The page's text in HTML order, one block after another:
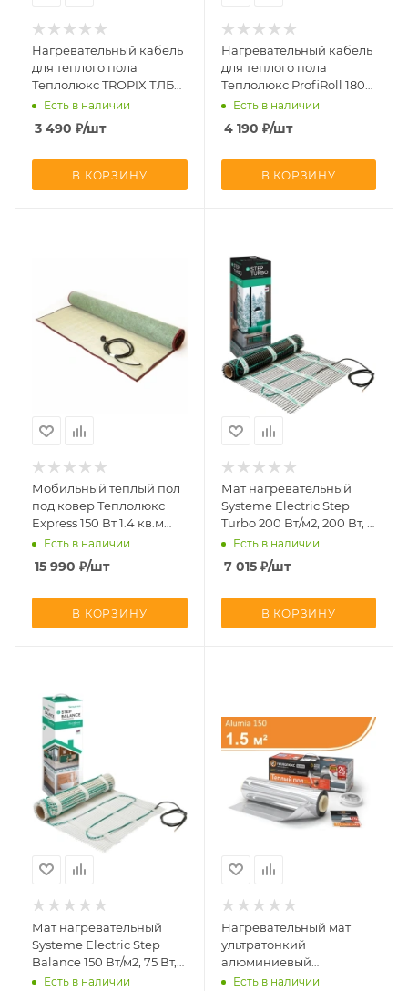
Нагревательный кабель
для теплого пола
Теплолюкс TROPIX ТЛБЭ
100 Вт 5 м
Есть в наличии
3 490 ₽/шт
В КОРЗИНУ
Нагревательный кабель
для теплого пола
Теплолюкс ProfiRoll 180
Вт. 9,5 м
Есть в наличии
4 190 ₽/шт
В КОРЗИНУ
Мобильный теплый пол
под ковер Теплолюкс
Express 150 Вт 1.4 кв.м
140х100
Есть в наличии
15 990 ₽/шт
В КОРЗИНУ
Мат нагревательный
Systeme Electric Step
Turbo 200 Вт/м2, 200 Вт, 1
м2 STM200010
Есть в наличии
7 015₽/шт
В КОРЗИНУ
Мат нагревательный
Systeme Electric Step
Balance 150 Вт/м2, 75 Вт,
0,5 м2 SBM150005
Есть в наличии
Нагревательный мат
ультратонкий
алюминиевый
Теплолюкс Alumia 225 Вт
Есть в наличии